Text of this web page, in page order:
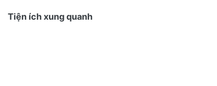
Tiện ích xung quanh